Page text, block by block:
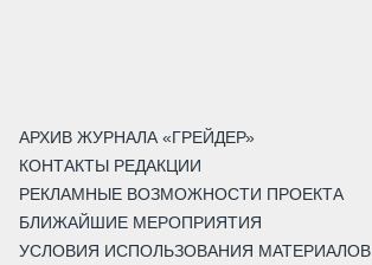
АРХИВ ЖУРНАЛА «ГРЕЙДЕР»
КОНТАКТЫ РЕДАКЦИИ
РЕКЛАМНЫЕ ВОЗМОЖНОСТИ ПРОЕКТА
БЛИЖАЙШИЕ МЕРОПРИЯТИЯ
УСЛОВИЯ ИСПОЛЬЗОВАНИЯ МАТЕРИАЛОВ